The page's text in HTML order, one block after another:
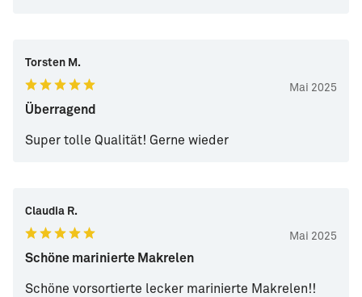
Torsten M.
Mai 2025
Überragend
Super tolle Qualität! Gerne wieder
Claudia R.
Mai 2025
Schöne marinierte Makrelen
Schöne vorsortierte lecker marinierte Makrelen!!